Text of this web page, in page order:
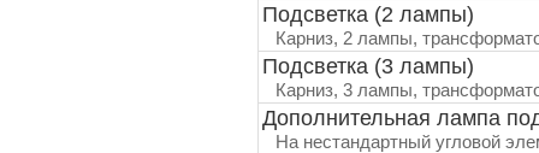
Подсветка (2 лампы)
Карниз, 2 лампы,
Подсветка (3 лампы)
Карниз, 3 лампы,
Дополнительная лампа
На нестандартный угловой